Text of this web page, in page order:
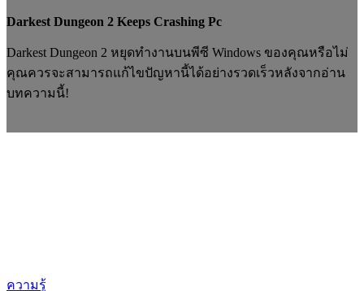
Darkest Dungeon 2 Keeps Crashing Pc
Darkest Dungeon 2 หยุดทำงานบนพีซี Windows ของคุณหรือไม่
คุณควรจะสามารถแก้ไขปัญหานี้ได้อย่างรวดเร็วหลังจากอ่าน
บทความนี้!
ความรู้